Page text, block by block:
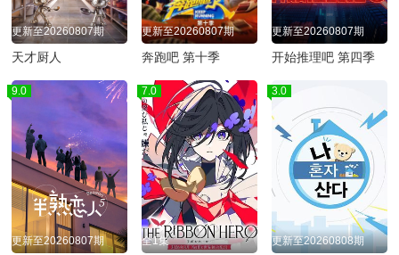
更新至20260807期
天才厨人
更新至20260807期
奔跑吧 第十季
更新至20260807期
开始推理吧 第四季
9.0
更新至20260807期
7.0
全1集
3.0
更新至20260808期